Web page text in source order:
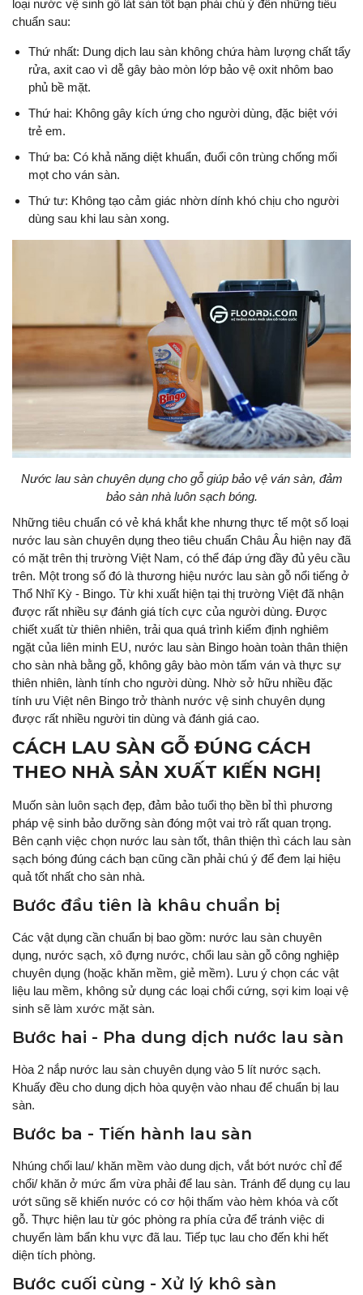
loại nước vệ sinh gỗ lát sàn tốt bạn phải chú ý đến những tiêu
chuẩn sau:
Thứ nhất: Dung dịch lau sàn không chứa hàm lượng chất tẩy
rửa, axit cao vì dễ gây bào mòn lớp bảo vệ oxit nhôm bao
phủ bề mặt.
Thứ hai: Không gây kích ứng cho người dùng, đặc biệt với
trẻ em.
Thứ ba: Có khả năng diệt khuẩn, đuổi côn trùng chống mối
mọt cho ván sàn.
Thứ tư: Không tạo cảm giác nhờn dính khó chịu cho người
dùng sau khi lau sàn xong.
Nước lau sàn chuyên dụng cho gỗ giúp bảo vệ ván sàn, đảm
bảo sàn nhà luôn sạch bóng.
Những tiêu chuẩn có vẻ khá khắt khe nhưng thực tế một số loại
nước lau sàn chuyên dụng theo tiêu chuẩn Châu Âu hiện nay đã
có mặt trên thị trường Việt Nam, có thể đáp ứng đầy đủ yêu cầu
trên. Một trong số đó là thương hiệu nước lau sàn gỗ nổi tiếng ở
Thổ Nhĩ Kỳ - Bingo. Từ khi xuất hiện tại thị trường Việt đã nhận
được rất nhiều sự đánh giá tích cực của người dùng. Được
chiết xuất từ thiên nhiên, trải qua quá trình kiểm định nghiêm
ngặt của liên minh EU, nước lau sàn Bingo hoàn toàn thân thiện
cho sàn nhà bằng gỗ, không gây bào mòn tấm ván và thực sự
thiên nhiên, lành tính cho người dùng. Nhờ sở hữu nhiều đặc
tính ưu Việt nên Bingo trở thành nước vệ sinh chuyên dụng
được rất nhiều người tin dùng và đánh giá cao.
CÁCH LAU SÀN GỖ ĐÚNG CÁCH
THEO NHÀ SẢN XUẤT KIẾN NGHỊ
Muốn sàn luôn sạch đẹp, đảm bảo tuổi thọ bền bỉ thì phương
pháp vệ sinh bảo dưỡng sàn đóng một vai trò rất quan trọng.
Bên cạnh việc chọn nước lau sàn tốt, thân thiện thì cách lau sàn
sạch bóng đúng cách bạn cũng cần phải chú ý để đem lại hiệu
quả tốt nhất cho sàn nhà.
Bước đầu tiên là khâu chuẩn bị
Các vật dụng cần chuẩn bị bao gồm: nước lau sàn chuyên
dụng, nước sạch, xô đựng nước, chổi lau sàn gỗ công nghiệp
chuyên dụng (hoặc khăn mềm, giẻ mềm). Lưu ý chọn các vật
liệu lau mềm, không sử dụng các loại chổi cứng, sợi kim loại vệ
sinh sẽ làm xước mặt sàn.
Bước hai - Pha dung dịch nước lau sàn
Hòa 2 nắp nước lau sàn chuyên dụng vào 5 lít nước sạch.
Khuấy đều cho dung dịch hòa quyện vào nhau để chuẩn bị lau
sàn.
Bước ba - Tiến hành lau sàn
Nhúng chổi lau/ khăn mềm vào dung dịch, vắt bớt nước chỉ để
chổi/ khăn ở mức ẩm vừa phải để lau sàn. Tránh để dụng cụ lau
ướt sũng sẽ khiến nước có cơ hội thấm vào hèm khóa và cốt
gỗ. Thực hiện lau từ góc phòng ra phía cửa để tránh việc di
chuyển làm bẩn khu vực đã lau. Tiếp tục lau cho đến khi hết
diện tích phòng.
Bước cuối cùng - Xử lý khô sàn